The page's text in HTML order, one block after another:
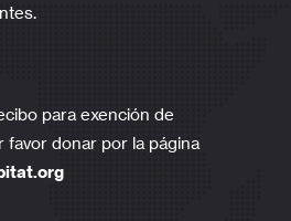
para exención de
favor donar por la página